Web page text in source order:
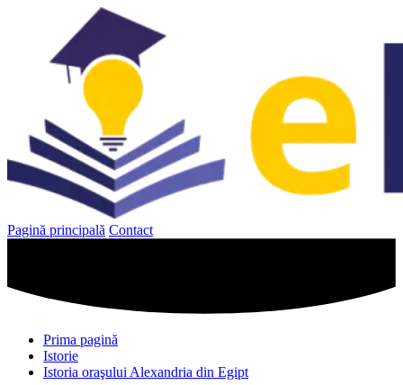
Pagină principală Contact
Prima pagină
Istorie
Istoria oraşului Alexandria din Egipt